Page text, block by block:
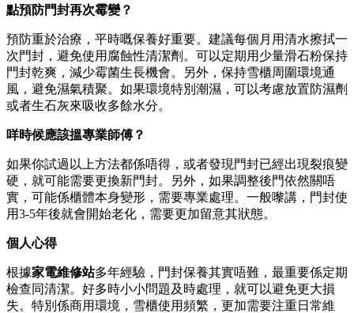
點預防門封再次霉變？
預防重於治療，平時嘅保養好重要。建議每個月用清水擦拭一
次門封，避免使用腐蝕性清潔劑。可以定期用少量滑石粉保持
門封乾爽，減少霉菌生長機會。另外，保持雪櫃周圍環境通
風，避免濕氣積聚。如果環境特別潮濕，可以考慮放置防濕劑
或者生石灰來吸收多餘水分。
咩時候應該搵專業師傅？
如果你試過以上方法都係唔得，或者發現門封已經出現裂痕變
硬，就可能需要更換新門封。另外，如果調整後門依然關唔
實，可能係櫃體本身變形，需要專業處理。一般嚟講，門封使
用3-5年後就會開始老化，需要更加留意其狀態。
個人心得
根據家電維修站多年經驗，門封保養其實唔難，最重要係定期
檢查同清潔。好多時小小問題及時處理，就可以避免更大損
失。特別係商用環境，雪櫃使用頻繁，更加需要注重日常維